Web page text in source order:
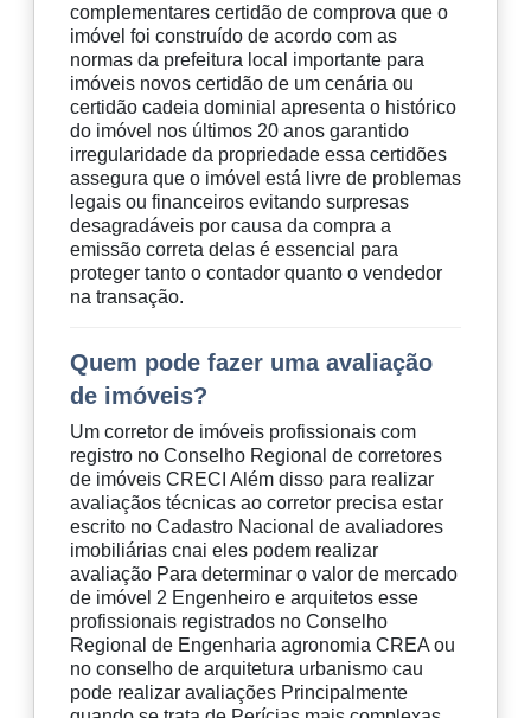
complementares certidão de comprova que o
imóvel foi construído de acordo com as
normas da prefeitura local importante para
imóveis novos certidão de um cenária ou
certidão cadeia dominial apresenta o histórico
do imóvel nos últimos 20 anos garantido
irregularidade da propriedade essa certidões
assegura que o imóvel está livre de problemas
legais ou financeiros evitando surpresas
desagradáveis por causa da compra a
emissão correta delas é essencial para
proteger tanto o contador quanto o vendedor
na transação.
Quem pode fazer uma avaliação
de imóveis?
Um corretor de imóveis profissionais com
registro no Conselho Regional de corretores
de imóveis CRECI Além disso para realizar
avaliaçãos técnicas ao corretor precisa estar
escrito no Cadastro Nacional de avaliadores
imobiliárias cnai eles podem realizar
avaliação Para determinar o valor de mercado
de imóvel 2 Engenheiro e arquitetos esse
profissionais registrados no Conselho
Regional de Engenharia agronomia CREA ou
no conselho de arquitetura urbanismo cau
pode realizar avaliações Principalmente